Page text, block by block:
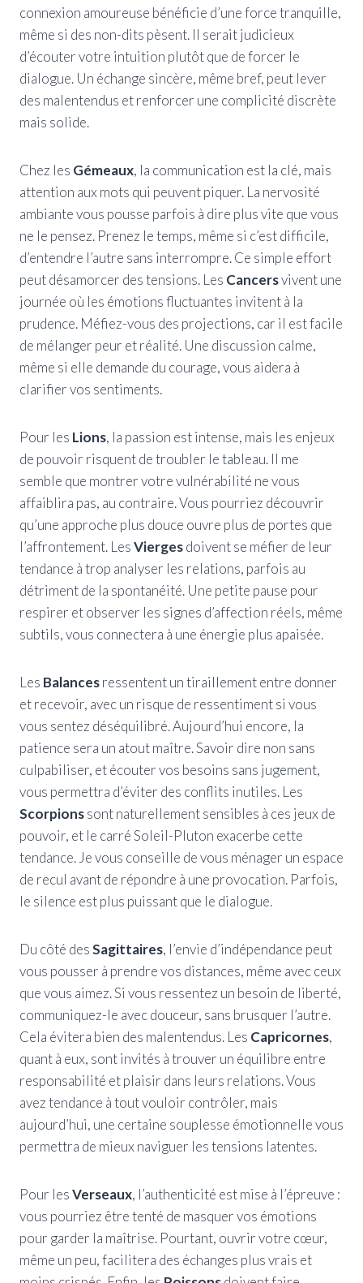
connexion amoureuse bénéficie d’une force tranquille,
même si des non-dits pèsent. Il serait judicieux
d’écouter votre intuition plutôt que de forcer le
dialogue. Un échange sincère, même bref, peut lever
des malentendus et renforcer une complicité discrète
mais solide.
Chez les Gémeaux, la communication est la clé, mais
attention aux mots qui peuvent piquer. La nervosité
ambiante vous pousse parfois à dire plus vite que vous
ne le pensez. Prenez le temps, même si c’est difficile,
d’entendre l’autre sans interrompre. Ce simple effort
peut désamorcer des tensions. Les Cancersvivent une
journée où les émotions fluctuantes invitent à la
prudence. Méfiez-vous des projections, car il est facile
de mélanger peur et réalité. Une discussion calme,
même si elle demande du courage, vous aidera à
clarifier vos sentiments.
Pour les Lions, la passion est intense, mais les enjeux
de pouvoir risquent de troubler le tableau. Il me
semble que montrer votre vulnérabilité ne vous
affaiblira pas, au contraire. Vous pourriez découvrir
qu’une approche plus douce ouvre plus de portes que
l’affrontement. LesViergesdoivent se méfier de leur
tendance à trop analyser les relations, parfois au
détriment de la spontanéité. Une petite pause pour
respirer et observer les signes d’affection réels, même
subtils, vous connectera à une énergie plus apaisée.
Les Balancesressentent un tiraillement entre donner
et recevoir, avec un risque de ressentiment si vous
vous sentez déséquilibré. Aujourd’hui encore, la
patience sera un atout maître. Savoir dire non sans
culpabiliser, et écouter vos besoins sans jugement,
vous permettra d’éviter des conflits inutiles. Les
Scorpionssont naturellement sensibles à ces jeux de
pouvoir, et le carré Soleil-Pluton exacerbe cette
tendance. Je vous conseille de vous ménager un espace
de recul avant de répondre à une provocation. Parfois,
le silence est plus puissant que le dialogue.
Du côté desSagittaires, l’envie d’indépendance peut
vous pousser à prendre vos distances, même avec ceux
que vous aimez. Si vous ressentez un besoin de liberté,
communiquez-le avec douceur, sans brusquer l’autre.
Cela évitera bien des malentendus. Les Capricornes,
quant à eux, sont invités à trouver un équilibre entre
responsabilité et plaisir dans leurs relations. Vous
avez tendance à tout vouloir contrôler, mais
aujourd’hui, une certaine souplesse émotionnelle vous
permettra de mieux naviguer les tensions latentes.
Pour lesVerseaux, l’authenticité est mise à l’épreuve :
vous pourriez être tenté de masquer vos émotions
pour garder la maîtrise. Pourtant, ouvrir votre cœur,
même un peu, facilitera des échanges plus vrais et